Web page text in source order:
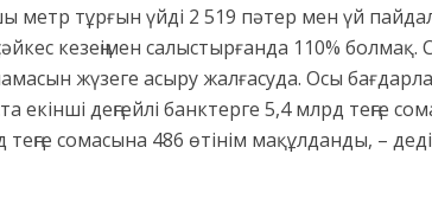
метр тұрғын үйді 2 519 пәтер мен үй
кезеңімен салыстырғанда 110%
жүзеге асыру жалғасуда. Осы
екінші деңгейлі банктерге 5,4 млрд теңге
теңге сомасына 486 өтінім мақұлданды, –